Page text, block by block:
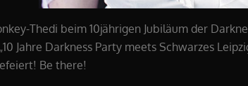
Thedi beim 10jährigen Jubiläum der
Jahre Darkness Party meets Schwarzes
Be there!